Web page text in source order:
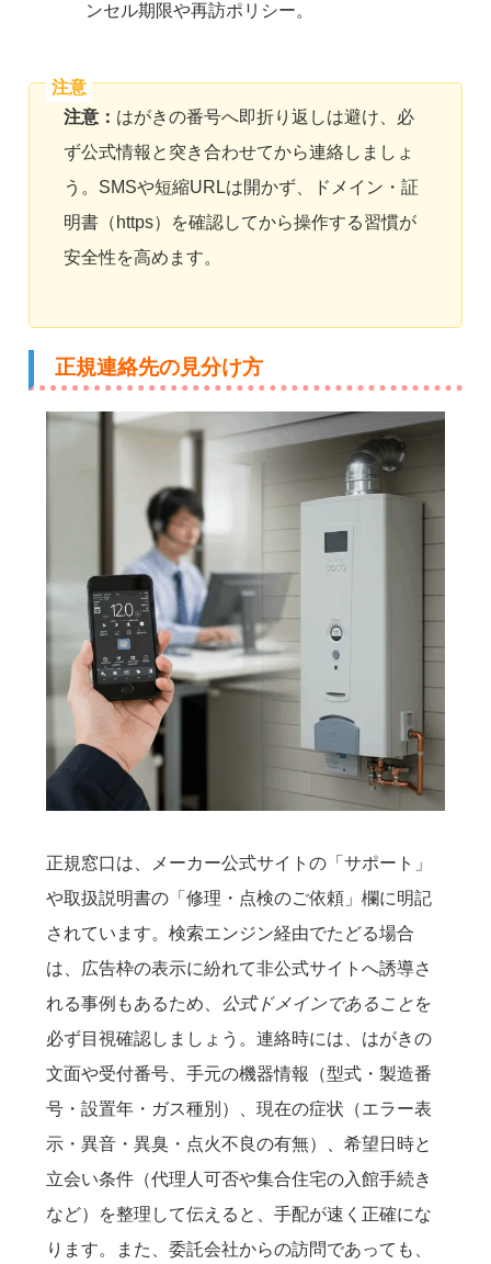
ンセル期限や再訪ポリシー。
注意： はがきの番号へ即折り返しは避け、必
ず公式情報と突き合わせてから連絡しましょ
う。SMSや短縮URLは開かず、ドメイン・証
明書（https）を確認してから操作する習慣が
安全性を高めます。
正規連絡先の見分け方
正規窓口は、メーカー公式サイトの「サポート」
や取扱説明書の「修理・点検のご依頼」欄に明記
されています。検索エンジン経由でたどる場合
は、広告枠の表示に紛れて非公式サイトへ誘導さ
れる事例もあるため、 公式ドメインであることを
必ず目視確認しましょう。連絡時には、はがきの
文面や受付番号、手元の機器情報（型式・製造番
号・設置年・ガス種別）、現在の症状（エラー表
示・異音・異臭・点火不良の有無）、希望日時と
立会い条件（代理人可否や集合住宅の入館手続き
など）を整理して伝えると、手配が速く正確にな
ります。また、委託会社からの訪問であっても、